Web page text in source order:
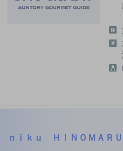
ｎｉｋｕ ＨＩＮＯＭＡＲＵ